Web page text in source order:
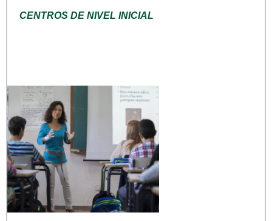
CENTROS DE NIVEL INICIAL